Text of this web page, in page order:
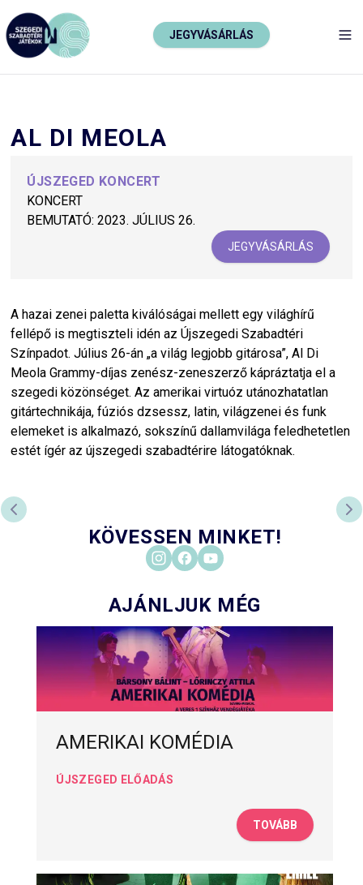
JEGYVÁSÁRLÁS
AL DI MEOLA
ÚJSZEGED KONCERT
KONCERT
BEMUTATÓ: 2023. JÚLIUS 26.
JEGYVÁSÁRLÁS
A hazai zenei paletta kiválóságai mellett egy világhírű
fellépő is megtiszteli idén az Újszegedi Szabadtéri
Színpadot. Július 26-án „a világ legjobb gitárosa”, Al Di
Meola Grammy-díjas zenész-zeneszerző kápráztatja el a
szegedi közönséget. Az amerikai virtuóz utánozhatatlan
gitártechnikája, fúziós dzsessz, latin, világzenei és funk
elemeket is alkalmazó, sokszínű dallamvilága feledhetetlen
estét ígér az újszegedi szabadtérire látogatóknak.
PREVIOUS SLIDE
KÖVESSEN MINKET!
AJÁNLJUK MÉG
AMERIKAI KOMÉDIA
ÚJSZEGED ELŐADÁS
TOVÁBB